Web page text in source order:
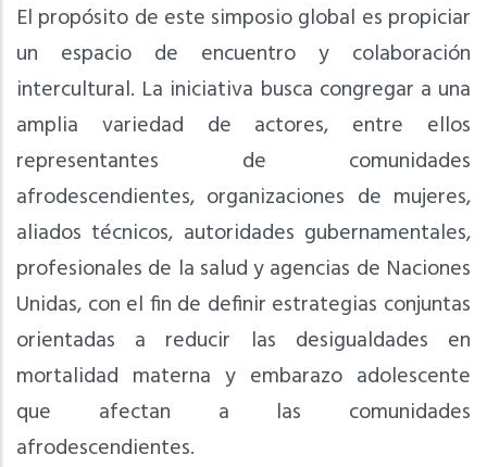
El propósito de este simposio global es propiciar
un espacio de encuentro y colaboración
intercultural. La iniciativa busca congregar a una
amplia variedad de actores, entre ellos
representantes de comunidades
afrodescendientes, organizaciones de mujeres,
aliados técnicos, autoridades gubernamentales,
profesionales de la salud y agencias de Naciones
Unidas, con el fin de definir estrategias conjuntas
orientadas a reducir las desigualdades en
mortalidad materna y embarazo adolescente
que afectan a las comunidades
afrodescendientes.